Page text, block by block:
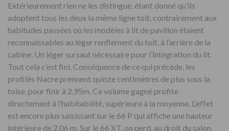
Extérieurement rien ne les distingue, étant donné qu’ils
adoptent tous les deux la même ligne toit, contrairement aux
habitudes passées où les modèles à lit de pavillon étaient
reconnaissables au léger renflement du toit, à l’arrière de la
cabine. Un léger sursaut nécessaire pour l’intégration du lit.
Tout cela c’est fini. Conséquence de ce qui précède, les
profilés Nacre prennent quinze centimètres de plus sous la
toise, pour finir à 2,95m. Ce volume gagné profite
directement à l’habitabilité, supérieure à la moyenne. L’effet
est encore plus saisissant sur le 66 P qui affiche une hauteur
intérieure de 2,06 m. Sur le 66 XT, on perd, au droit du salon,